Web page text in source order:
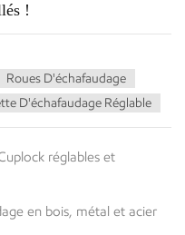
!
Roues D'échafaudage
D'échafaudage Réglable
réglables et
en bois, métal et acier